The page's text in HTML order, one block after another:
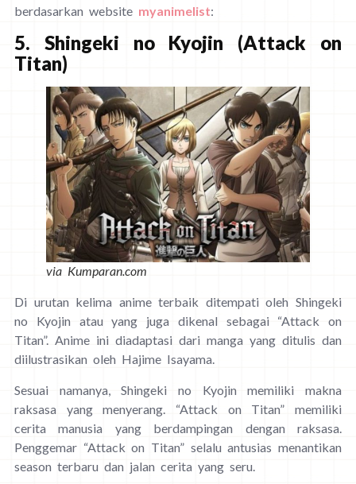
berdasarkan website myanimelist:
5. Shingeki no Kyojin (Attack on
Titan)
via Kumparan.com
Di urutan kelima anime terbaik ditempati oleh Shingeki
no Kyojin atau yang juga dikenal sebagai “Attack on
Titan”. Anime ini diadaptasi dari manga yang ditulis dan
diilustrasikan oleh Hajime Isayama.
Sesuai namanya, Shingeki no Kyojin memiliki makna
raksasa yang menyerang. “Attack on Titan” memiliki
cerita manusia yang berdampingan dengan raksasa.
Penggemar “Attack on Titan” selalu antusias menantikan
season terbaru dan jalan cerita yang seru.